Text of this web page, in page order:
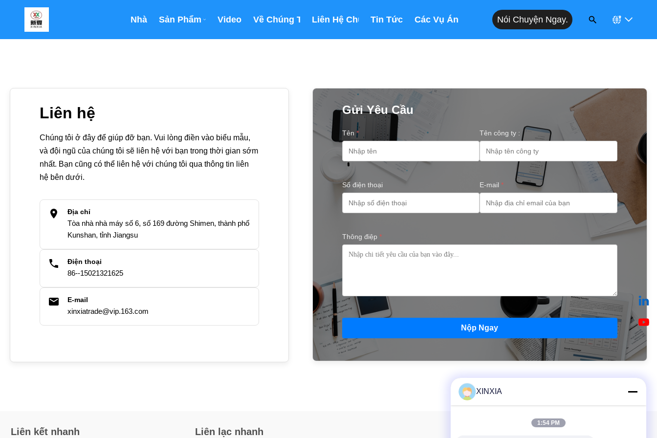
Nhà Sản Phẩm Video Về Chúng Tôi Liên Hệ Chúng Tôi
Tin Tức Các Vụ Án Nói Chuyện Ngay.
Liên hệ
Chúng tôi ở đây để giúp đỡ bạn. Vui lòng điền vào biểu mẫu,
và đội ngũ của chúng tôi sẽ liên hệ với bạn trong thời gian sớm
nhất. Bạn cũng có thể liên hệ với chúng tôi qua thông tin liên
hệ bên dưới.
Địa chỉ
Tòa nhà nhà máy số 6, số 169 đường Shimen, thành phố
Kunshan, tỉnh Jiangsu
Điện thoại
86--15021321625
E-mail
xinxiatrade@vip.163.com
Gửi Yêu Cầu
Tên * Tên công ty :
Số điện thoại E-mail*
Thông điệp *
Nộp Ngay
Liên kết nhanh Liên lạc nhanh
XINXIA
1:54 PM